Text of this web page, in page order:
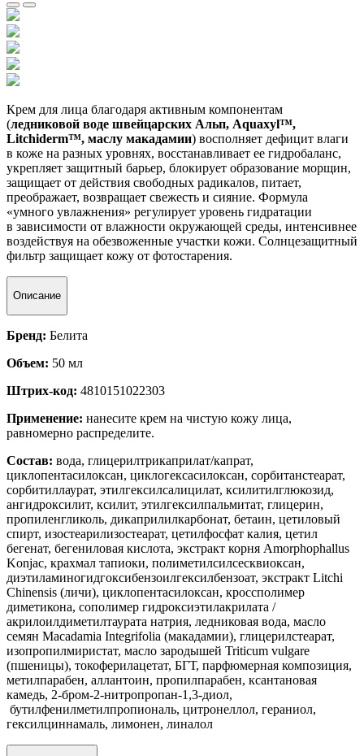
Крем для лица благодаря активным компонентам
(ледниковой воде швейцарских Альп, Aquaxyl™,
Litchiderm™, маслу макадамии) восполняет дефицит влаги
в коже на разных уровнях, восстанавливает ее гидробаланс,
укрепляет защитный барьер, блокирует образование морщин,
защищает от действия свободных радикалов, питает,
преображает, возвращает свежесть и сияние. Формула
«умного увлажнения» регулирует уровень гидратации
в зависимости от влажности окружающей среды, интенсивнее
воздействуя на обезвоженные участки кожи. Солнцезащитный
фильтр защищает кожу от фотостарения.
Описание
Бренд: Белита
Объем: 50 мл
Штрих-код: 4810151022303
Применение: нанесите крем на чистую кожу лица,
равномерно распределите.
Состав: вода, глицерилтрикаприлат/капрат,
циклопентасилоксан, циклогексасилоксан, сорбитанстеарат,
сорбитиллаурат, этилгексилсалицилат, ксилитилглюкозид,
ангидроксилит, ксилит, этилгексилпальмитат, глицерин,
пропиленгликоль, дикаприлилкарбонат, бетаин, цетиловый
спирт, изостеарилизостеарат, цетилфосфат калия, цетил
бегенат, бегениловая кислота, экстракт корня Amorphophallus
Konjac, крахмал тапиоки, полиметилсилсесквиоксан,
диэтиламиногидгоксибензоилгексилбензоат, экстракт Litchi
Chinensis (личи), циклопентасилоксан, кроссполимер
диметикона, сополимер гидроксиэтилакрилата /
акрилоилдиметилтаурата натрия, ледниковая вода, масло
семян Macadamia Integrifolia (макадамии), глицерилстеарат,
изопропилмиристат, масло зародышей Triticum vulgare
(пшеницы), токоферилацетат, БГТ, парфюмерная композиция,
метилпарабен, аллантоин, пропилпарабен, ксантановая
камедь, 2-бром-2-нитропропан-1,3-диол,
бутилфенилметилпропиональ, цитронеллол, гераниол,
гексилциннамаль, лимонен, линалол